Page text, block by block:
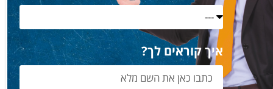
איך קוראים לך?